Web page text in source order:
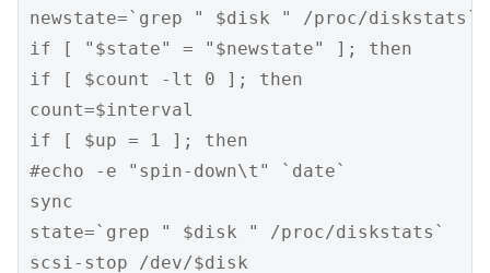
newstate=`grep " $disk " /proc/diskstats`
if [ "$state" = "$newstate" ]; then
if [ $count -lt 0 ]; then
count=$interval
if [ $up = 1 ]; then
#echo -e "spin-down\t" `date`
sync
state=`grep " $disk " /proc/diskstats`
scsi-stop /dev/$disk